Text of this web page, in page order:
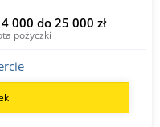
000 do 25 000 zł
pożyczki